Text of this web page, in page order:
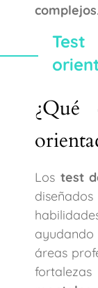
complejos.
¿Qué
Los test
áreas